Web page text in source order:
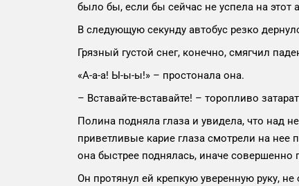
было бы, если бы сейчас не успела на этот
В следующую секунду автобус резко
Грязный густой снег, конечно, смягчил
«А-а-а! Ы-ы-ы!» – простонала она.
– Вставайте-вставайте! – торопливо
Полина подняла глаза и увидела, что над
приветливые карие глаза смотрели на
она быстрее поднялась, иначе совершенно
Он протянул ей крепкую уверенную руку,